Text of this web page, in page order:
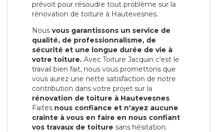
prévoit pour résoudre tout problème sur la
rénovation de toiture à Hautevesnes.
Nous vous garantissons un service de
qualité, de professionnalisme, de
sécurité et une longue durée de vie à
votre toiture. Avec Toiture Jacquin c'est le
travail bien fait, nous vous promettons que
vous aurez une nette satisfaction de notre
contribution dans votre projet sur la
rénovation de toiture à Hautevesnes.
Faites nous confiance et n'ayez aucune
crainte à vous en faire en nous confiant
vos travaux de toiture sans hésitation.